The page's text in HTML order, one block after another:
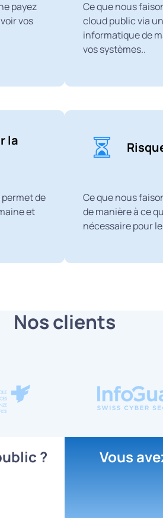
payez
vos
Ce que nous
cloud public via
informatique de
vos systèmes..
la
de
et
Ce que nous
de manière à ce
nécessaire pour
Nos clients
?
Vous